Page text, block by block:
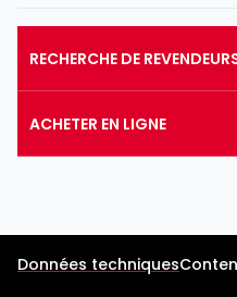
RECHERCHE DE
ACHETER EN LIGNE
Données techniques